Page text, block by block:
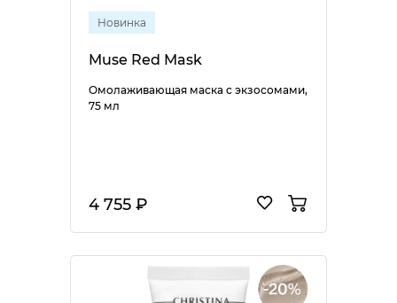
Новинка
Muse Red Mask
Омолаживающая маска с экзосомами,
75 мл
4 755 ₽